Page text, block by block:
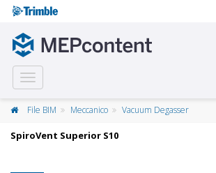
Toggle
navigation
File BIM Meccanico Vacuum Degasser
SpiroVent Superior S10